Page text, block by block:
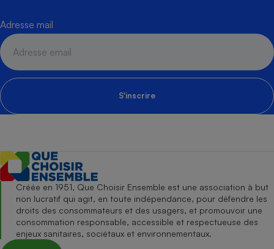
Adresse mail
S'inscrire
Créée en 1951, Que Choisir Ensemble est une association à but
non lucratif qui agit, en toute indépendance, pour défendre les
droits des consommateurs et des usagers, et promouvoir une
consommation responsable, accessible et respectueuse des
enjeux sanitaires, sociétaux et environnementaux.